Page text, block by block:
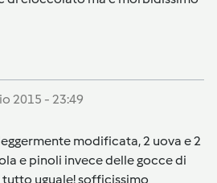
2015 - 23:49
modificata, 2 uova e 2
e pinoli invece delle gocce di
uguale! sofficissimo